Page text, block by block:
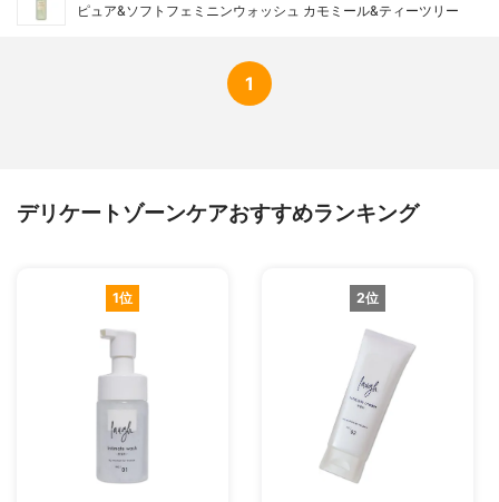
ピュア&ソフトフェミニンウォッシュ カモミール&ティーツリー
1
デリケートゾーンケアおすすめランキング
1位 2位